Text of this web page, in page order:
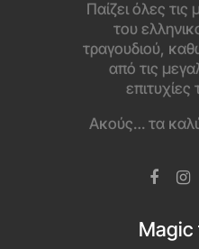
Παίζει όλες τις
του
τραγουδιού,
από τις
Ακούς… τα
Magic